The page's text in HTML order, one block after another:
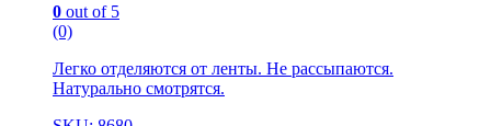
0 out of 5
(0)
Легко отделяются от ленты. Не рассыпаются.
Натурально смотрятся.